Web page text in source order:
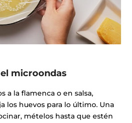
microondas
a la flamenca o en salsa,
los huevos para lo último. Una
mételos hasta que estén